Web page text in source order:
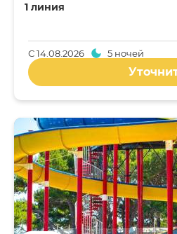
1 линия
С14.08.2026 5 ночей